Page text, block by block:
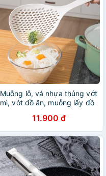
Muỗng lỗ, vá nhựa thủng vớt
mì, vớt đồ ăn, muỗng lấy đồ
11.900 đ